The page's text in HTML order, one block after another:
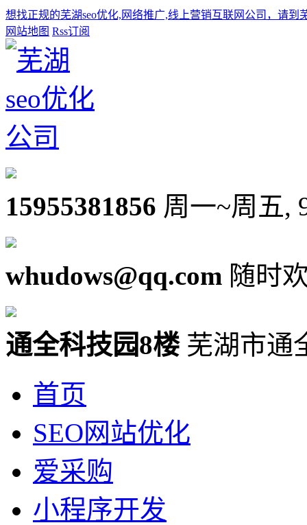
想找正规的芜湖seo优化,网络推广,线上营销互联网公司，请到
网站地图 Rss订阅
15955381856 周一~周五,
whudows@qq.com 随时
通全科技园8楼 芜湖市通
首页
SEO网站优化
爱采购
小程序开发